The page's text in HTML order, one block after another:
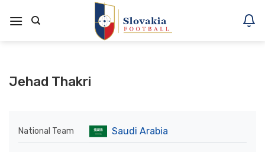
na
Jehad Thakri
National Team Saudi Arabia